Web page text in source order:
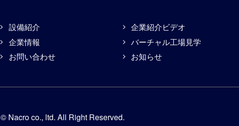
設備紹介
企業情報
お問い合わせ
企業紹介ビデオ
バーチャル工場見学
お知らせ
© Nacro co., ltd. All Right Reserved.